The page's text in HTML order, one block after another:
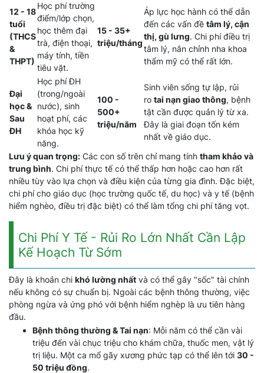
12 - 18
tuổi
(THCS
&
THPT)
Học phí trường
điểm/lớp chọn,
học thêm đại
trà, điện thoại,
máy tính, tiền
tiêu vặt.
15 - 35+
triệu/tháng
Áp lực học hành có thể dẫn
đến các vấn đề tâm lý, cận
thị, gù lưng. Chi phí điều trị
tâm lý, nắn chỉnh nha khoa
thẩm mỹ có thể rất lớn.
Đại
học &
Sau
ĐH
Học phí ĐH
(trong/ngoài
nước), sinh
hoạt phí, các
khóa học kỹ
năng.
100 -
500+
triệu/năm
Sinh viên sống tự lập, rủi
ro tai nạn giao thông, bệnh
tật cần được quản lý từ xa.
Đây là giai đoạn tốn kém
nhất về giáo dục.
Lưu ý quan trọng: Các con số trên chỉ mang tính tham khảo và
trung bình. Chi phí thực tế có thể thấp hơn hoặc cao hơn rất
nhiều tùy vào lựa chọn và điều kiện của từng gia đình. Đặc biệt,
chi phí cho giáo dục (học trường quốc tế, du học) và y tế (bệnh
hiểm nghèo, điều trị đặc biệt) có thể làm tổng chi phí tăng vọt.
Chi Phí Y Tế - Rủi Ro Lớn Nhất Cần Lập
Kế Hoạch Từ Sớm
Đây là khoản chi khó lường nhất và có thể gây "sốc" tài chính
nếu không có sự chuẩn bị. Ngoài các bệnh thông thường, việc
phòng ngừa và ứng phó với bệnh hiểm nghèp là ưu tiên hàng
đầu.
Bệnh thông thường & Tai nạn: Mỗi năm có thể cần vài
triệu đến vài chục triệu cho khám chữa, thuốc men, vật lý
trị liệu. Một ca mổ gãy xương phức tạp có thể lên tới 30 -
50 triệu đồng.